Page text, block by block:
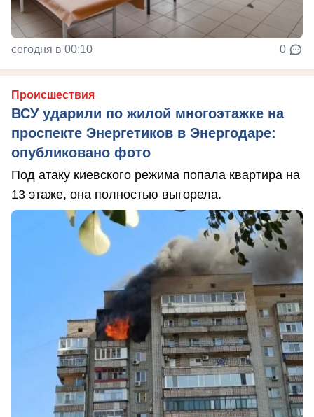
сегодня в 00:10 0
Происшествия
ВСУ ударили по жилой многоэтажке на
проспекте Энергетиков в Энергодаре:
опубликовано фото
Под атаку киевского режима попала квартира на
13 этаже, она полностью выгорела.